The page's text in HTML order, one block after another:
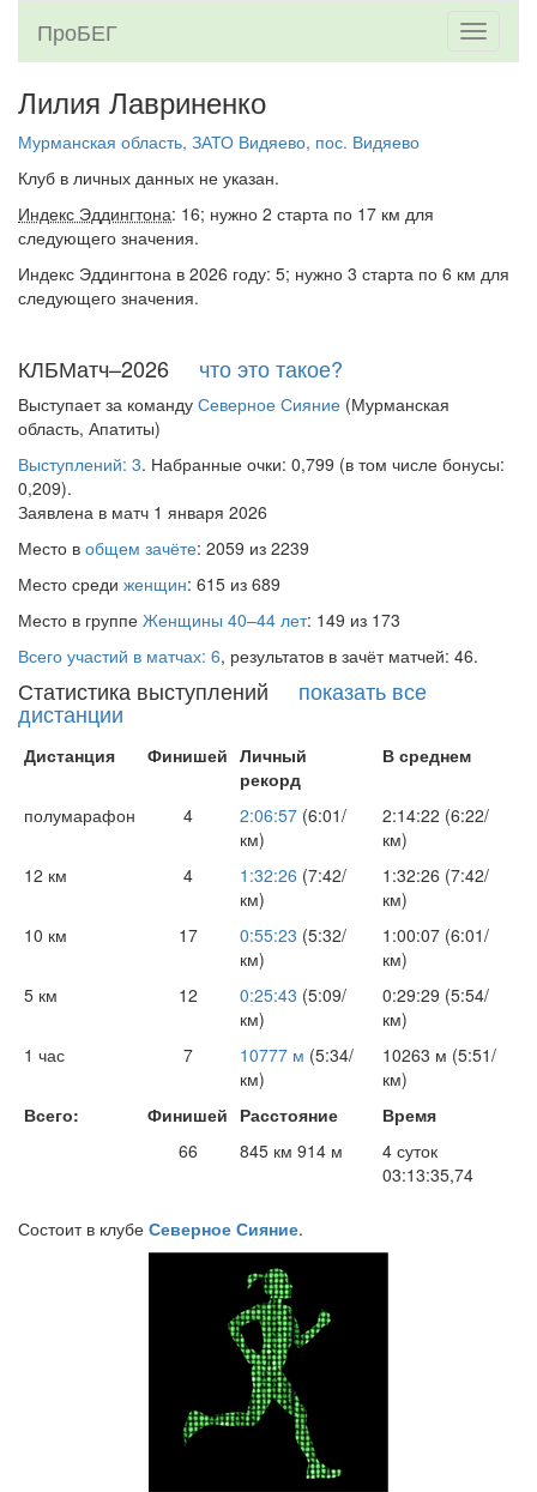
Toggle
ПроБЕГ
Лилия Лавриненко
Мурманская область, ЗАТО Видяево, пос. Видяево
Клуб в личных данных не указан.
Индекс Эддингтона: 16; нужно 2 старта по 17 км для
следующего значения.
Индекс Эддингтона в 2026 году: 5; нужно 3 старта по 6 км для
следующего значения.
КЛБМатч–2026 что это такое?
Выступает за команду Северное Сияние (Мурманская
область, Апатиты)
Выступлений: 3. Набранные очки: 0,799 (в том числе бонусы:
0,209).
Заявлена в матч 1 января 2026
Место в общем зачёте: 2059 из 2239
Место среди женщин: 615 из 689
Место в группе Женщины 40–44 лет: 149 из 173
Всего участий в матчах: 6, результатов в зачёт матчей: 46.
Статистика выступлений показать все
дистанции
Дистанция Финишей Личный
рекорд
В среднем
полумарафон 4 2:06:57 (6:01/
км)
2:14:22 (6:22/
км)
12 км
4 1:32:26 (7:42/
км)
1:32:26 (7:42/
км)
10 км
17 0:55:23 (5:32/
км)
1:00:07 (6:01/
км)
5 км
12 0:25:43 (5:09/
км)
0:29:29 (5:54/
км)
1 час
7 10777 м (5:34/
км)
10263 м (5:51/
км)
Всего:
Финишей Расстояние
Время
66
845 км 914 м
4 суток
03:13:35,74
Состоит в клубе Северное Сияние.